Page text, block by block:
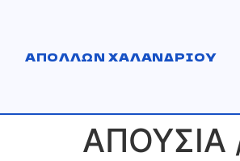
ΑΠΟΛΛΩΝ ΧΑΛΑΝΔΡΙΟΥ